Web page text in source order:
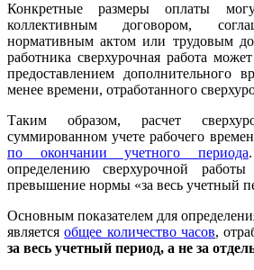
Конкретные размеры оплаты
коллективным договором,
нормативным актом или трудовым
работника сверхурочная работа
предоставлением дополнительного
менее времени, отработанного
Таким образом, расчет
суммированном учете рабочего
по окончании учетного периода
определению сверхурочной
превышение нормы «за весь учетный
Основным показателем для
являетсяобщее количество часов,
за весь учетный период, а не за